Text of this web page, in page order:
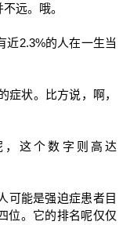
远。哦。
近2.3%的人在一生当
症状。比方说，啊，
这个数字则高达
可能是强迫症患者目
位。它的排名呢仅仅